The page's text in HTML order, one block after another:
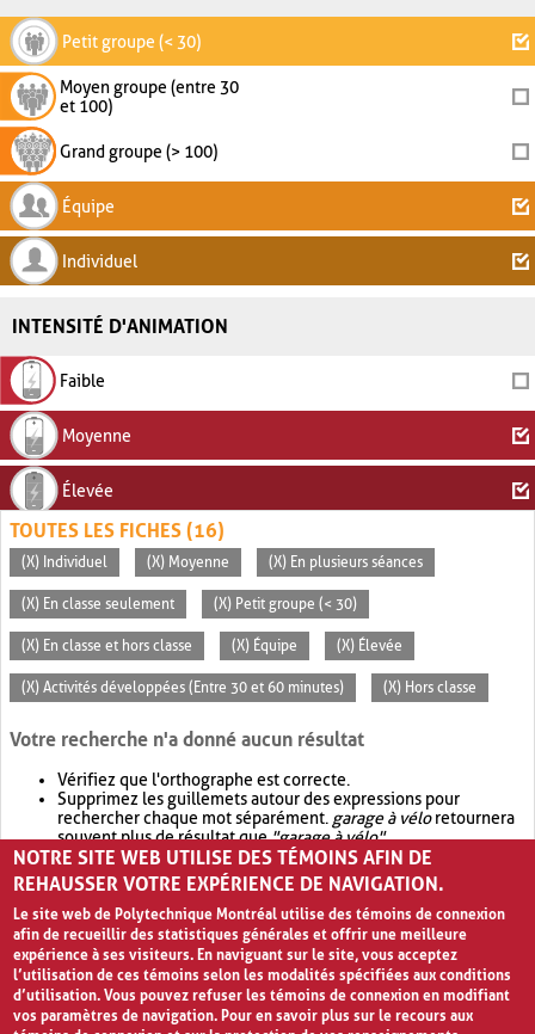
Petit groupe (< 30)
Moyen groupe (entre 30
et 100)
Grand groupe (> 100)
Équipe
Individuel
INTENSITÉ D'ANIMATION
Faible
Moyenne
Élevée
TOUTES LES FICHES (16)
(X) Individuel (X) Moyenne (X) En plusieurs séances
(X) En classe seulement (X) Petit groupe (< 30)
(X) En classe et hors classe (X) Équipe (X) Élevée
(X) Activités développées (Entre 30 et 60 minutes) (X) Hors classe
Votre recherche n'a donné aucun résultat
Vérifiez que l'orthographe est correcte.
Supprimez les guillemets autour des expressions pour
rechercher chaque mot séparément. garage à véloretournera
souvent plus de résultat que"garage à vélo".
Envisagez d'élargir votre recherche avec OR.garage OR vélo
retournera souvent plus de résultat quegarage à vélo
NOTRE SITE WEB UTILISE DES TÉMOINS AFIN DE
REHAUSSER VOTRE EXPÉRIENCE DE NAVIGATION.
Le site web de Polytechnique Montréal utilise des témoins de connexion
afin de recueillir des statistiques générales et offrir une meilleure
expérience à ses visiteurs. En naviguant sur le site, vous acceptez
l’utilisation de ces témoins selon les modalités spécifiées aux conditions
d’utilisation. Vous pouvez refuser les témoins de connexion en modifiant
vos paramètres de navigation. Pour en savoir plus sur le recours aux